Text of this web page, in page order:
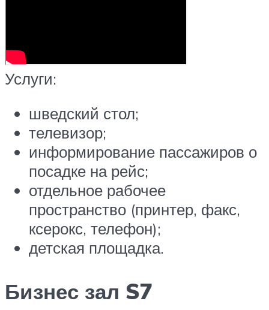
Услуги:
шведский стол;
телевизор;
информирование пассажиров о
посадке на рейс;
отдельное рабочее
пространство (принтер, факс,
ксерокс, телефон);
детская площадка.
Бизнес зал S7